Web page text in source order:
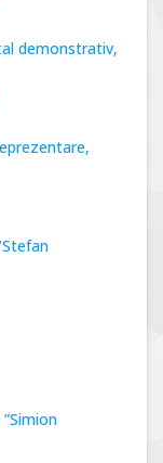
demonstrativ,